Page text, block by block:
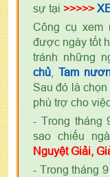
sự tại >>>>>
Công cụ xem
được ngày tốt
tránh những
chủ
Tam
Sau đó là
phù trợ cho
- Trong tháng
sao chiếu
Nguyệt Giải,
- Trong tháng 9